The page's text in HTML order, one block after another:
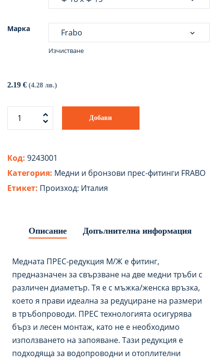
Марка
Изчистване
2.19 € (4.28 лв.)
Добави
Код: 9243001
Категория: Медни и бронзови прес-фитинги FRABO
Етикет: Произход: Италия
Описание Допълнителна информация
Медната ПРЕС-редукция М/Ж е фитинг,
предназначен за свързване на две медни тръби с
различен диаметър. Тя е с мъжка/женска връзка,
което я прави идеална за редуциране на размери
в тръбопроводи. ПРЕС технологията осигурява
бърз и лесен монтаж, като не е необходимо
използването на запояване. Тази редукция е
подходяща за водопроводни и отоплителни